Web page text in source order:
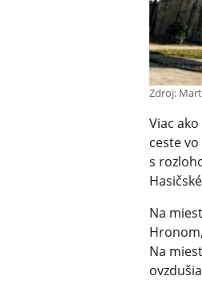
Zdroj:
Viac
ceste
s
Na
Na